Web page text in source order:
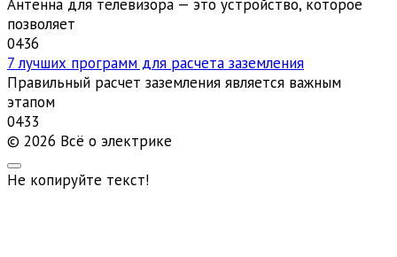
Антенна для телевизора — это устройство, которое
позволяет
0436
7 лучших программ для расчета заземления
Правильный расчет заземления является важным
этапом
0433
© 2026 Всё о электрике
Не копируйте текст!